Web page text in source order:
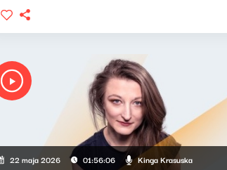
22 maja 2026 01:56:06 Kinga Krasuska